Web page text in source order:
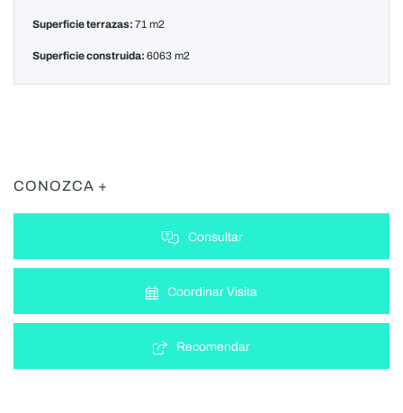
Superficie terrazas: 71 m2
Superficie construida: 6063 m2
CONOZCA +
Consultar
Coordinar Visita
Recomendar